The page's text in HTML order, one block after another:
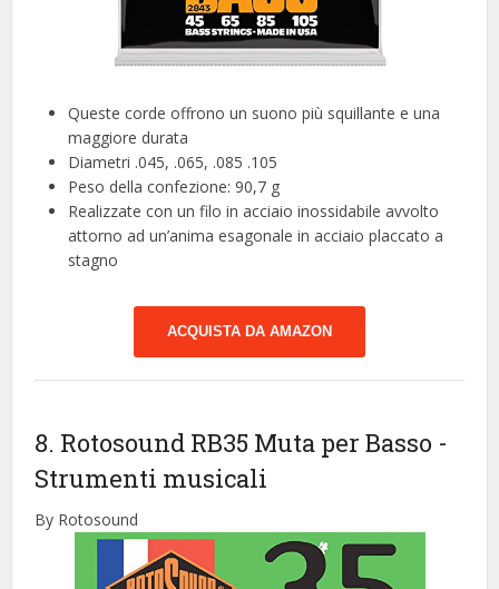
Queste corde offrono un suono più squillante e una
maggiore durata
Diametri .045, .065, .085 .105
Peso della confezione: 90,7 g
Realizzate con un filo in acciaio inossidabile avvolto
attorno ad un’anima esagonale in acciaio placcato a
stagno
ACQUISTA DA AMAZON
8. Rotosound RB35 Muta per Basso -
Strumenti musicali
By Rotosound